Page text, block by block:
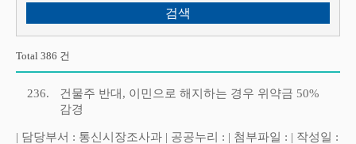
Total 386 건
236.
건물주 반대, 이민으로 해지하는 경우 위약금 50%
감경
| 담당부서 : 통신시장조사과 | 공공누리 : | 첨부파일 : | 작성일 :